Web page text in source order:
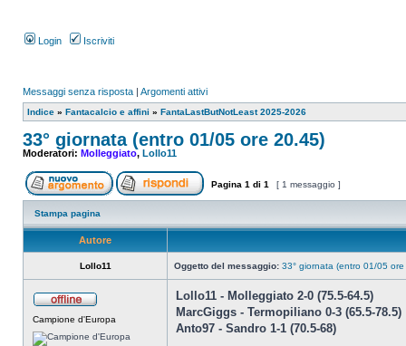
Login Iscriviti
Messaggi senza risposta | Argomenti attivi
Indice » Fantacalcio e affini » FantaLastButNotLeast 2025-2026
33° giornata (entro 01/05 ore 20.45)
Moderatori: Molleggiato, Lollo11
Pagina 1 di 1 [ 1 messaggio ]
Stampa pagina
Autore
Lollo11 Oggetto del messaggio: 33° giornata (entro 01/05
Campione d'Europa
Lollo11 - Molleggiato 2-0 (75.5-64.5)
MarcGiggs - Termopiliano 0-3 (65.5-78.5)
Anto97 - Sandro 1-1 (70.5-68)